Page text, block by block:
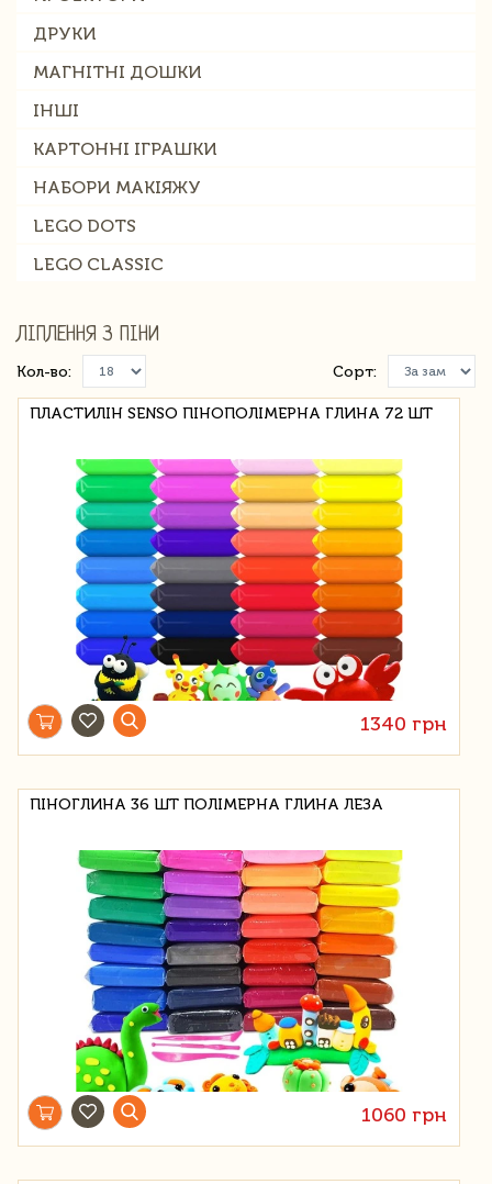
ДРУКИ
МАГНІТНІ ДОШКИ
ІНШІ
КАРТОННІ ІГРАШКИ
НАБОРИ МАКІЯЖУ
LEGO DOTS
LEGO CLASSIC
ЛІПЛЕННЯ З ПІНИ
Кол-во: Сорт:
ПЛАСТИЛІН SENSO ПІНОПОЛІМЕРНА ГЛИНА 72 ШТ
1340 грн
ПІНОГЛИНА 36 ШТ ПОЛІМЕРНА ГЛИНА ЛЕЗА
1060 грн